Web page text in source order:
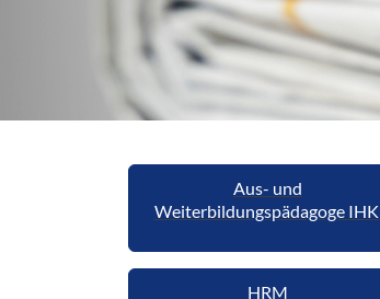
Aus- und
Weiterbildungspädagoge IHK
HRM